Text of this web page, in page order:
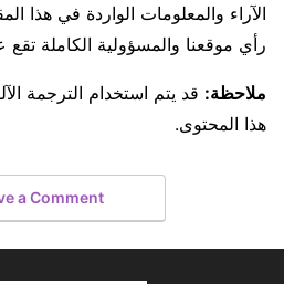
الآراء والمعلومات الواردة في هذا
رأي موقعنا والمسؤولية الكاملة
ملاحظة: قد يتم استخدام الترجمة
هذا المحتوى.
a Comment